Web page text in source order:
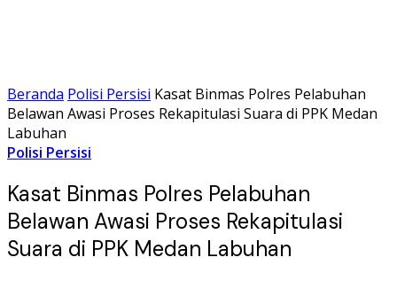
Beranda Polisi Persisi Kasat Binmas Polres Pelabuhan
Belawan Awasi Proses Rekapitulasi Suara di PPK Medan
Labuhan
Polisi Persisi
Kasat Binmas Polres Pelabuhan
Belawan Awasi Proses Rekapitulasi
Suara di PPK Medan Labuhan